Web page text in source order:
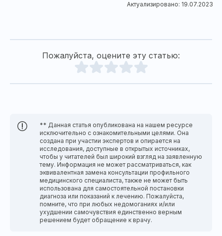
Актуализировано: 19.07.2023
Пожалуйста, оцените эту статью:
** Данная статья опубликована на нашем ресурсе
исключительно с ознакомительными целями. Она
создана при участии экспертов и опирается на
исследования, доступные в открытых источниках,
чтобы у читателей был широкий взгляд на заявленную
тему. Информация не может рассматриваться, как
эквивалентная замена консультации профильного
медицинского специалиста, также не может быть
использована для самостоятельной постановки
диагноза или показаний к лечению. Пожалуйста,
помните, что при любых недомоганиях и/или
ухудшении самочувствия единственно верным
решением будет обращение к врачу.